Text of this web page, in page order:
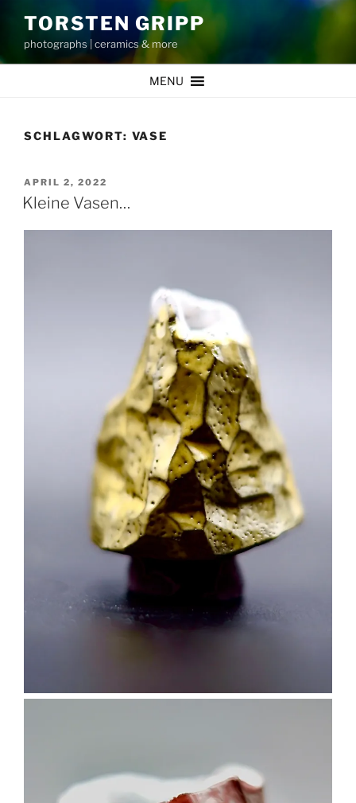
Inhalt
springen
TORSTEN GRIPP
photographs | ceramics & more
MENU
SCHLAGWORT: VASE
VERÖFFENTLICHT
AM
APRIL 2, 2022
Kleine Vasen…